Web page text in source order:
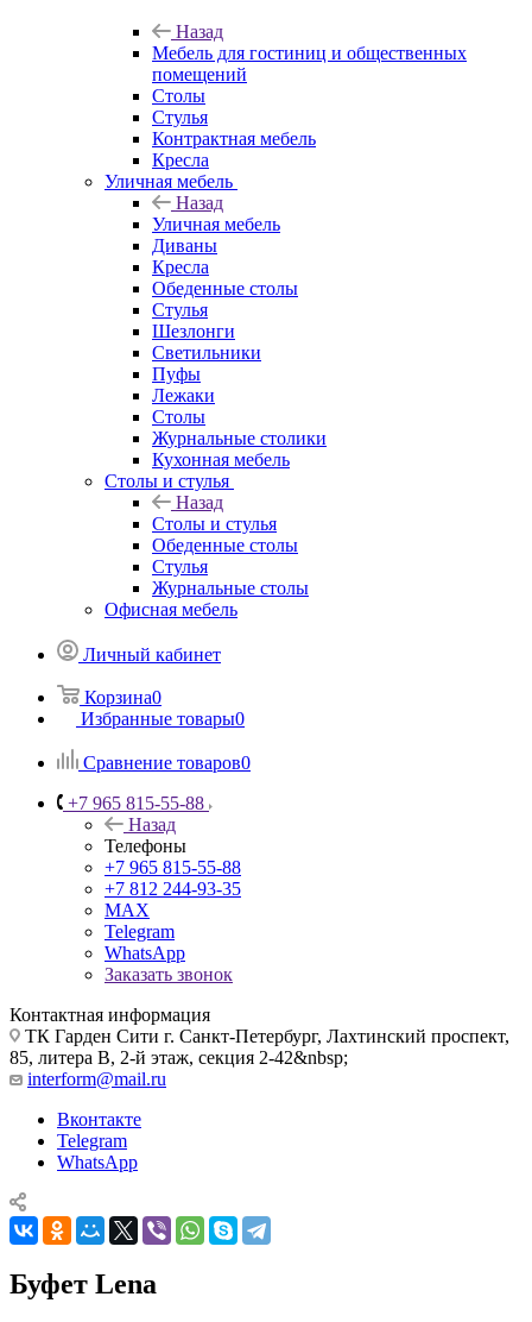
Назад
Мебель для гостиниц и общественных
помещений
Столы
Стулья
Контрактная мебель
Кресла
Уличная мебель
Назад
Уличная мебель
Диваны
Кресла
Обеденные столы
Стулья
Шезлонги
Светильники
Пуфы
Лежаки
Столы
Журнальные столики
Кухонная мебель
Столы и стулья
Назад
Столы и стулья
Обеденные столы
Стулья
Журнальные столы
Офисная мебель
Личный кабинет
Корзина0
Избранные товары0
Сравнение товаров0
+7 965 815-55-88
Назад
Телефоны
+7 965 815-55-88
+7 812 244-93-35
MAX
Telegram
WhatsApp
Заказать звонок
Контактная информация
ТК Гарден Сити г. Санкт-Петербург, Лахтинский проспект,
85, литера В, 2-й этаж, секция 2-42&nbsp;
interform@mail.ru
Вконтакте
Telegram
WhatsApp
Буфет Lena